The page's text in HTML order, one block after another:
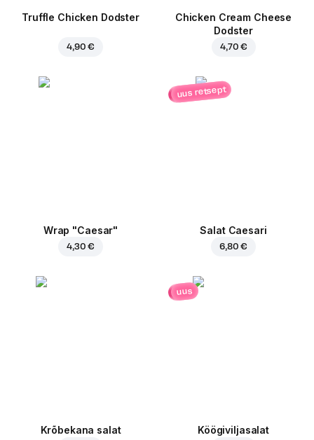
Truffle Chicken Dodster
4,90 €
Chicken Cream Cheese
Dodster
4,70 €
Wrap "Caesar"
4,30 €
uus retsept
Salat Caesari
6,80 €
Krõbekana salat
uus
Köögiviljasalat